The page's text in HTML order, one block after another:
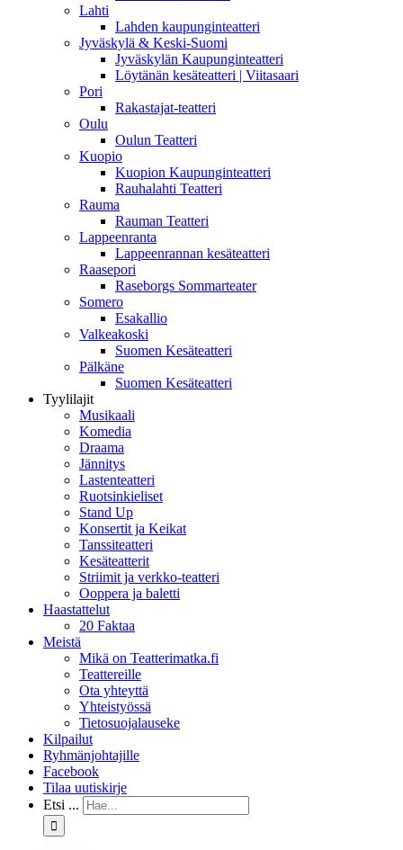
Lahti
Lahden kaupunginteatteri
Jyväskylä & Keski-Suomi
Jyväskylän Kaupunginteatteri
Löytänän kesäteatteri | Viitasaari
Pori
Rakastajat-teatteri
Oulu
Oulun Teatteri
Kuopio
Kuopion Kaupunginteatteri
Rauhalahti Teatteri
Rauma
Rauman Teatteri
Lappeenranta
Lappeenrannan kesäteatteri
Raasepori
Raseborgs Sommarteater
Somero
Esakallio
Valkeakoski
Suomen Kesäteatteri
Pälkäne
Suomen Kesäteatteri
Tyylilajit
Musikaali
Komedia
Draama
Jännitys
Lastenteatteri
Ruotsinkieliset
Stand Up
Konsertit ja Keikat
Tanssiteatteri
Kesäteatterit
Striimit ja verkko-teatteri
Ooppera ja baletti
Haastattelut
20 Faktaa
Meistä
Mikä on Teatterimatka.fi
Teattereille
Ota yhteyttä
Yhteistyössä
Tietosuojalauseke
Kilpailut
Ryhmänjohtajille
Facebook
Tilaa uutiskirje
Etsi ...